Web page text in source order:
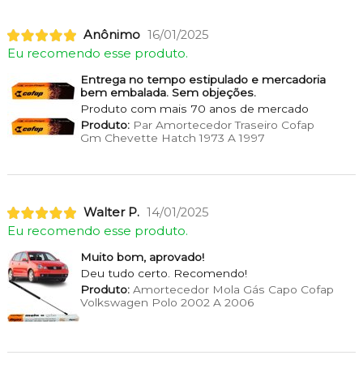
Anônimo 16/01/2025
Eu recomendo esse produto.
Entrega no tempo estipulado e mercadoria
bem embalada. Sem objeções.
Produto com mais 70 anos de mercado
Produto:Par Amortecedor Traseiro Cofap
Gm Chevette Hatch 1973 A 1997
Walter P. 14/01/2025
Eu recomendo esse produto.
Muito bom, aprovado!
Deu tudo certo. Recomendo!
Produto:Amortecedor Mola Gás Capo Cofap
Volkswagen Polo 2002 A 2006